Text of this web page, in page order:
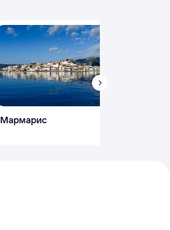
Мармарис